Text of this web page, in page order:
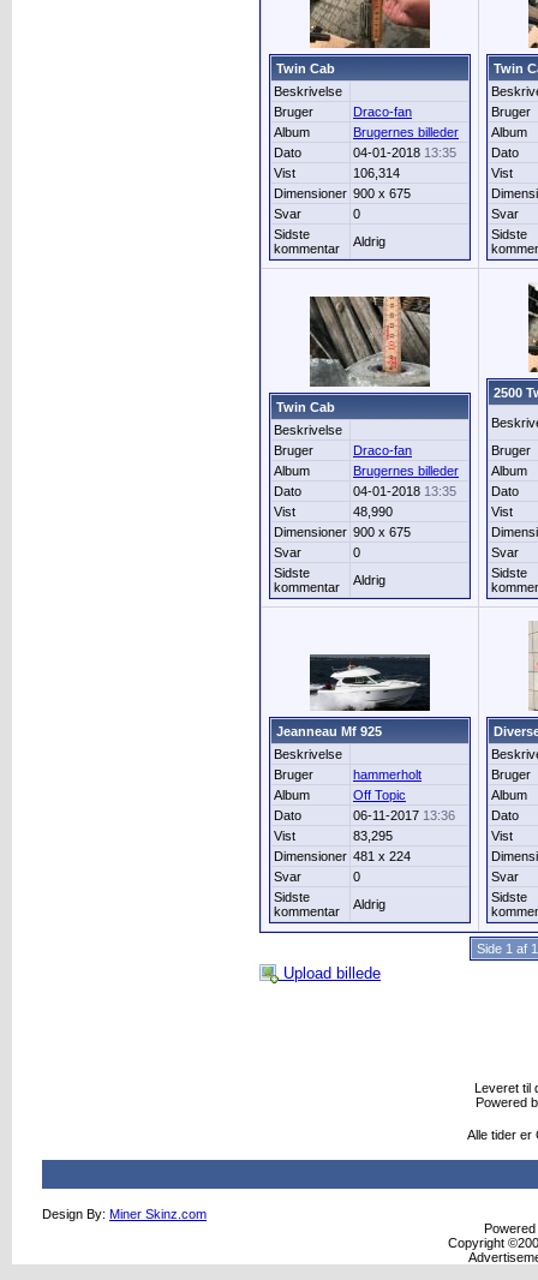
Twin Cab
Beskrivelse
Bruger
Draco-fan
Album
Brugernes billeder
Dato
04-01-2018 13:35
Vist
106,314
Dimensioner 900 x 675
Svar
0
Sidste
kommentar
Aldrig
Twin
Bruger
Album
Dato
Vist
Svar
Sidste
Twin Cab
Beskrivelse
Bruger
Draco-fan
Album
Brugernes billeder
Dato
04-01-2018 13:35
Vist
48,990
Dimensioner 900 x 675
Svar
0
Sidste
kommentar
Aldrig
2500
Bruger
Album
Dato
Vist
Svar
Sidste
Jeanneau Mf 925
Beskrivelse
Bruger
hammerholt
Album
Off Topic
Dato
06-11-2017 13:36
Vist
83,295
Dimensioner 481 x 224
Svar
0
Sidste
kommentar
Aldrig
Bruger
Album
Dato
Vist
Svar
Sidste
Side 1 af
Upload billede
Leveret til
Powered
Alle tider er
Design By: Miner Skinz.com
Copyright